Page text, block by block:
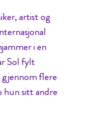
artist og
i en
Sol fylt
flere
hun sitt andre